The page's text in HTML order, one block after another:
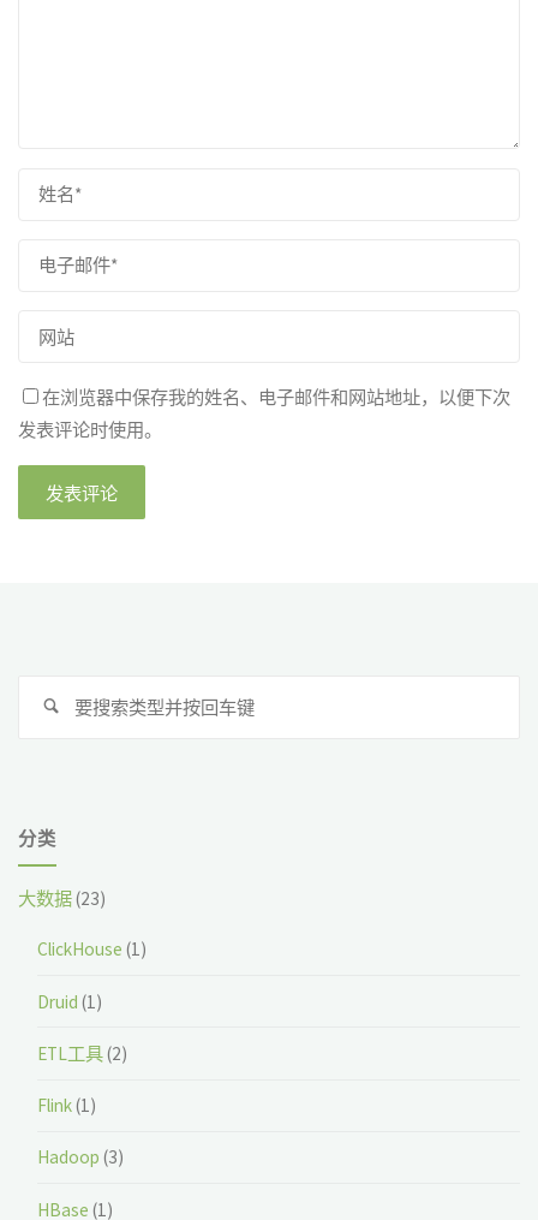
在浏览器中保存我的姓名、电子邮件和网站地址，以便下次
发表评论时使用。
搜
分类
大数据(23)
ClickHouse (1)
Druid (1)
ETL工具(2)
Flink(1)
Hadoop (3)
HBase (1)